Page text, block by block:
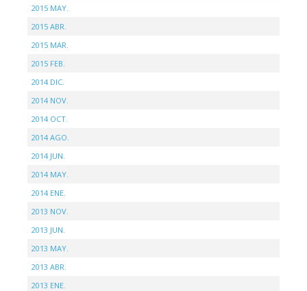
2015 MAY.
2015 ABR.
2015 MAR.
2015 FEB.
2014 DIC.
2014 NOV.
2014 OCT.
2014 AGO.
2014 JUN.
2014 MAY.
2014 ENE.
2013 NOV.
2013 JUN.
2013 MAY.
2013 ABR.
2013 ENE.